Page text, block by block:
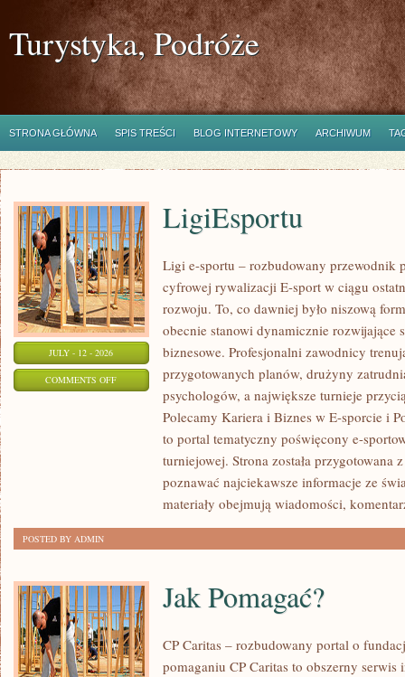
Turystyka, Podróże
STRONA GŁÓWNA SPIS TREŚCI BLOG INTERNETOWY ARCHIWUM
JULY - 12 - 2026
COMMENTS OFFON
LIGIESPORTU
LigiEsportu
Ligi e-sportu – rozbudowany przewodnik
cyfrowej rywalizacji E-sport w ciągu
rozwoju. To, co dawniej było niszową
obecnie stanowi dynamicznie rozwijające
biznesowe. Profesjonalni zawodnicy
przygotowanych planów, drużyny
psychologów, a największe turnieje
Polecamy Kariera i Biznes w E-sporcie i
to portal tematyczny poświęcony e-
turniejowej. Strona została przygotowana
poznawać najciekawsze informacje ze
materiały obejmują wiadomości,
POSTED BY ADMIN
Jak Pomagać?
CP Caritas – rozbudowany portal o
pomaganiu CP Caritas to obszerny